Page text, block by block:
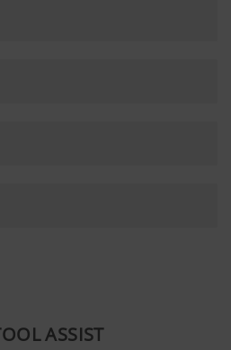
support.google.com/youtube/
diese Cookies in Ihren Browser-
ASSIST